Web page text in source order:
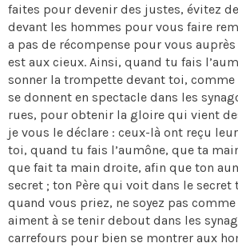
faites pour devenir des justes, évitez
devant les hommes pour vous faire
a pas de récompense pour vous
est aux cieux. Ainsi, quand tu fais
sonner la trompette devant toi,
se donnent en spectacle dans les
rues, pour obtenir la gloire qui vient
je vous le déclare : ceux-là ont reçu
toi, quand tu fais l’aumône, que ta
que fait ta main droite, afin que ton
secret ; ton Père qui voit dans le secret
quand vous priez, ne soyez pas
aiment à se tenir debout dans les
carrefours pour bien se montrer aux